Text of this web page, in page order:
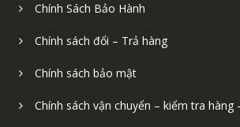
Chính Sách Bảo Hành
Chính sách đổi – Trả hàng
Chính sách bảo mật
Chính sách vận chuyển – kiểm tra hàng